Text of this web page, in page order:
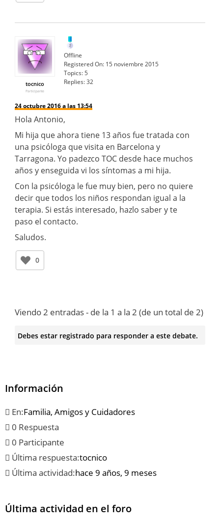
tocnico
Participante
Offline
Registered On: 15 noviembre 2015
Topics:5
Replies:32
24 octubre 2016 a las 13:54
Hola Antonio,
Mi hija que ahora tiene 13 años fue tratada con
una psicóloga que visita en Barcelona y
Tarragona. Yo padezco TOC desde hace muchos
años y enseguida vi los síntomas a mi hija.
Con la psicóloga le fue muy bien, pero no quiere
decir que todos los niños respondan igual a la
terapia. Si estás interesado, hazlo saber y te
paso el contacto.
Saludos.
0
Viendo 2 entradas - de la 1 a la 2 (de un total de 2)
Debes estar registrado para responder a este debate.
Información
En:Familia, Amigos y Cuidadores
0 Respuesta
0 Participante
Última respuesta:tocnico
Última actividad:hace 9 años, 9 meses
Última actividad en el foro